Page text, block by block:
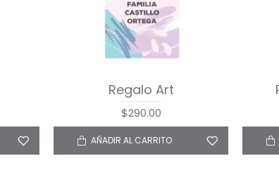
Regalo Art
$290.00
AÑADIR AL CARRITO